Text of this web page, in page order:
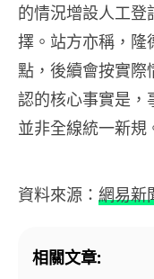
的情況增設人工登
擇。站方亦稱，隆
點，後續會按實際
認的核心事實是，
並非全線統一新規
資料來源： 網易新
相關文章: